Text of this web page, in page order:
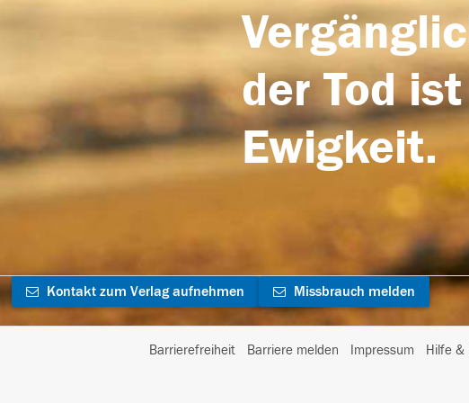
der Tod
Ewigkeit.
Kontakt zum Verlag aufnehmen Missbrauch melden
Barrierefreiheit Barriere melden Impressum Hilfe